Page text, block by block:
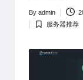
Posted
by
By admin
Posted
服务器推荐